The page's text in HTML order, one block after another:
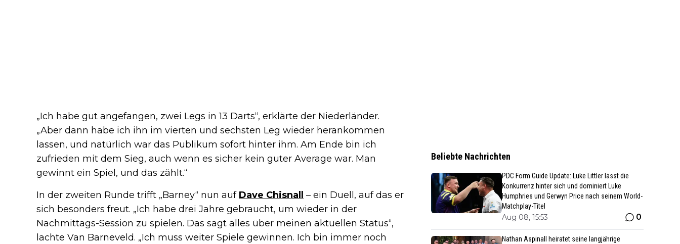
„Ich habe gut angefangen, zwei Legs in 13 Darts“, erklärte der Niederländer.
„Aber dann habe ich ihn im vierten und sechsten Leg wieder herankommen
lassen, und natürlich war das Publikum sofort hinter ihm. Am Ende bin ich
zufrieden mit dem Sieg, auch wenn es sicher kein guter Average war. Man
gewinnt ein Spiel, und das zählt.“
In der zweiten Runde trifft „Barney“ nun auf Dave Chisnall
– ein Duell, auf das er
sich besonders freut. „Ich habe drei Jahre gebraucht, um wieder in der
Nachmittags-Session zu spielen. Das sagt alles über meinen aktuellen Status“,
lachte Van Barneveld. „Ich muss weiter Spiele gewinnen. Ich bin immer noch
Beliebte Nachrichten
PDC Form Guide Update: Luke Littler lässt die
Konkurrenz hinter sich und dominiert Luke
Humphries und Gerwyn Price nach seinem World-
Matchplay-Titel
Aug 08, 15:53 0
Nathan Aspinall heiratet seine langjährige